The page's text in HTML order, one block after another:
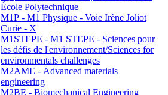
École Polytechnique
M1P - M1 Physique - Voie Irène Joliot
Curie - X
M1STEPE - M1 STEPE - Sciences pour
les défis de l'environnement/Sciences for
environmentals challenges
M2AME - Advanced materials
engineering
M2BE - Biomechanical Engineering